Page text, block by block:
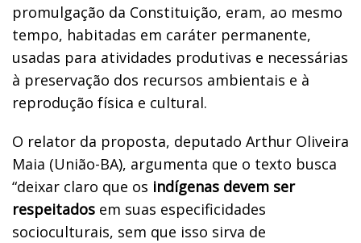
promulgação da Constituição, eram, ao mesmo
tempo, habitadas em caráter permanente,
usadas para atividades produtivas e necessárias
à preservação dos recursos ambientais e à
reprodução física e cultural.
O relator da proposta, deputado Arthur Oliveira
Maia (União-BA), argumenta que o texto busca
“deixar claro que os indígenas devem ser
respeitados em suas especificidades
socioculturais, sem que isso sirva de